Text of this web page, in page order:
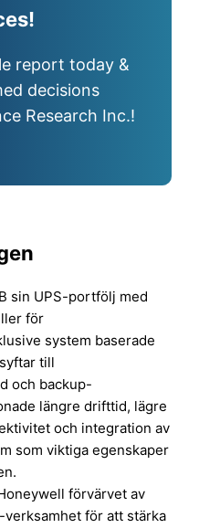
report today &
decisions
Research Inc.!
sin UPS-portfölj med
för
system baserade
till
och backup-
längre drifttid, lägre
och integration av
som viktiga egenskaper
förvärvet av
verksamhet för att stärka